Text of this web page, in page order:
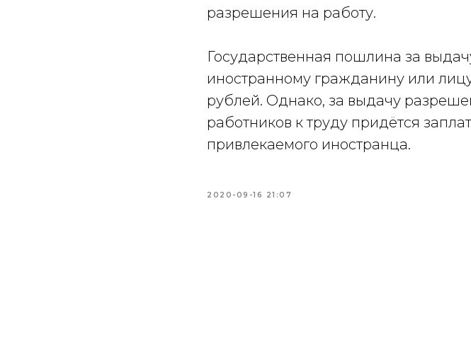
разрешения на работу.
Государственная пошлина за
иностранному гражданину или
рублей. Однако, за выдачу
работников к труду придётся
привлекаемого иностранца.
2020-09-16 21:07